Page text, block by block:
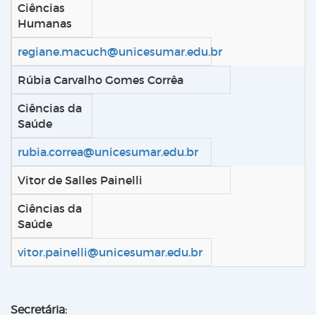
Ciências
Humanas
regiane.macuch@unicesumar.edu.br
Rúbia Carvalho Gomes Corrêa
Ciências da
Saúde
rubia.correa@unicesumar.edu.br
Vitor de Salles Painelli
Ciências da
Saúde
vitor.painelli@unicesumar.edu.br
Secretária: